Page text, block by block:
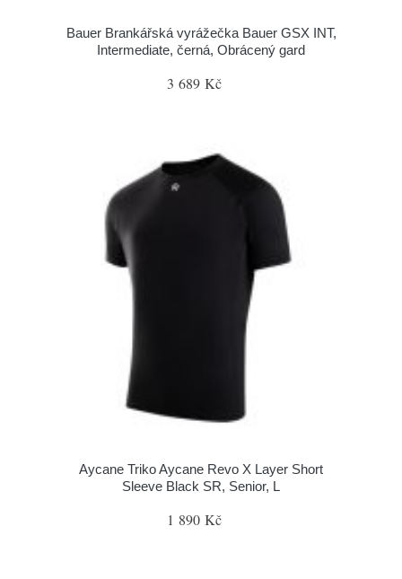
Bauer Brankářská vyrážečka Bauer GSX INT,
Intermediate, černá, Obrácený gard
3 689 Kč
Aycane Triko Aycane Revo X Layer Short
Sleeve Black SR, Senior, L
1 890 Kč